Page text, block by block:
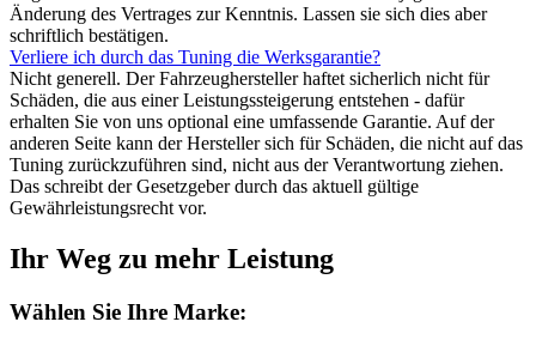
Änderung des Vertrages zur Kenntnis. Lassen sie sich dies aber
schriftlich bestätigen.
Verliere ich durch das Tuning die Werksgarantie?
Nicht generell. Der Fahrzeughersteller haftet sicherlich nicht für
Schäden, die aus einer Leistungssteigerung entstehen - dafür
erhalten Sie von uns optional eine umfassende Garantie. Auf der
anderen Seite kann der Hersteller sich für Schäden, die nicht auf das
Tuning zurückzuführen sind, nicht aus der Verantwortung ziehen.
Das schreibt der Gesetzgeber durch das aktuell gültige
Gewährleistungsrecht vor.
Ihr Weg zu mehr Leistung
Wählen Sie Ihre Marke: